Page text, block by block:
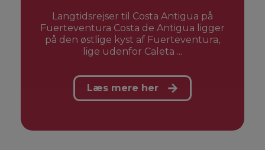
Langtidsrejser til Costa Antigua på
Fuerteventura Costa de Antigua ligger
på den østlige kyst af Fuerteventura,
lige udenfor Caleta ...
Læs mere her